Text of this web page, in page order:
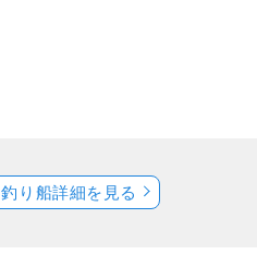
釣り船詳細を見る